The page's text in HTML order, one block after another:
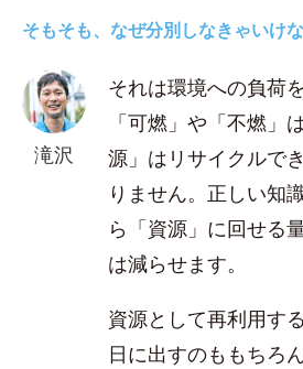
そもそも、なぜ分別しなきゃいけ
滝沢
それは環境への負荷
「可燃」や「不燃」
源」はリサイクルで
りません。正しい知
ら「資源」に回せる
は減らせます。
資源として再利用す
日に出すのももちろ